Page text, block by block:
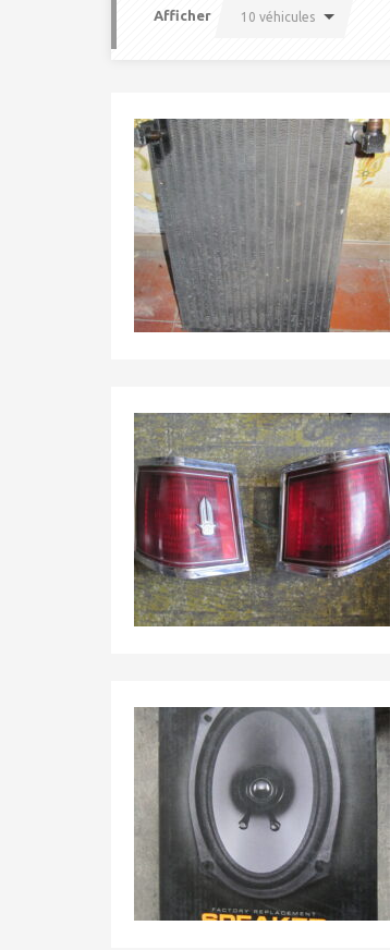
Afficher 10 véhicules